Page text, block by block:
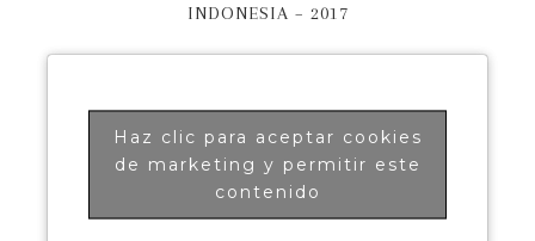
INDONESIA – 2017
Haz clic para aceptar cookies
de marketing y permitir este
contenido